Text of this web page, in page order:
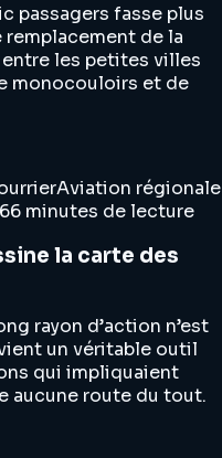
passagers fasse plus
de la
les petites villes
monocouloirs et de
Aviation régionale
6 minutes de lecture
la carte des
rayon d’action n’est
un véritable outil
qui impliquaient
aucune route du tout.